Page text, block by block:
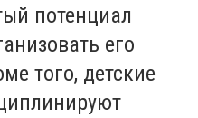
потенциал
его
того, детские